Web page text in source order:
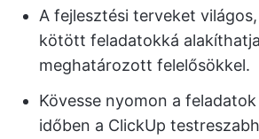
A fejlesztési terveket
kötött feladatokká
meghatározott felelősökkel.
Kövesse nyomon a
időben a ClickUp